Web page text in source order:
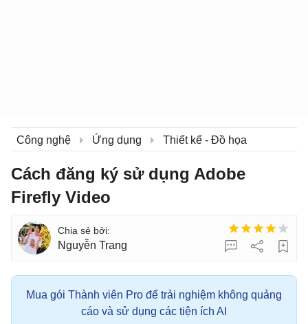
Công nghệ Ứng dụng Thiết kế - Đồ họa
Cách đăng ký sử dụng Adobe
Firefly Video
Nguyễn Trang
Mua gói Thành viên Pro để trải nghiệm không quảng
cáo và sử dụng các tiện ích AI